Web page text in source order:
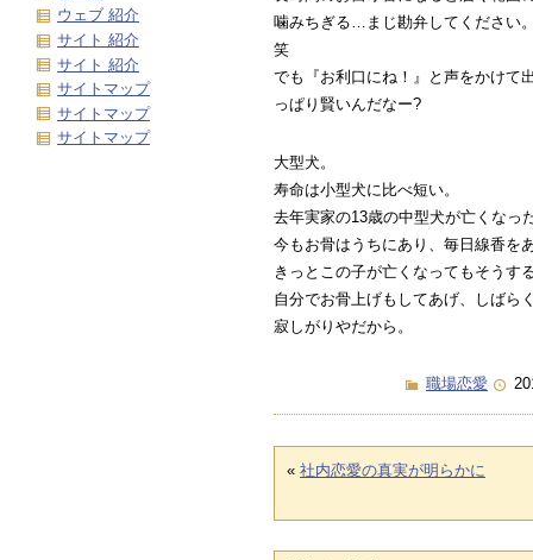
噛みちぎる…まじ勘弁してください
笑
でも『お利口にね！』と声をかけて
っぱり賢いんだなー?
大型犬。
寿命は小型犬に比べ短い。
去年実家の13歳の中型犬が亡くなっ
今もお骨はうちにあり、毎日線香を
きっとこの子が亡くなってもそうす
自分でお骨上げもしてあげ、しばら
寂しがりやだから。
職場恋愛
« 社内恋愛の真実が明らかに
ウェブ 紹介
サイト 紹介
サイト 紹介
サイトマップ
サイトマップ
サイトマップ